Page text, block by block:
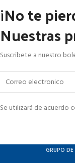
¡No te
Nuestras
Suscribete a nuestro
Se utilizará de acuerdo
GRUPO